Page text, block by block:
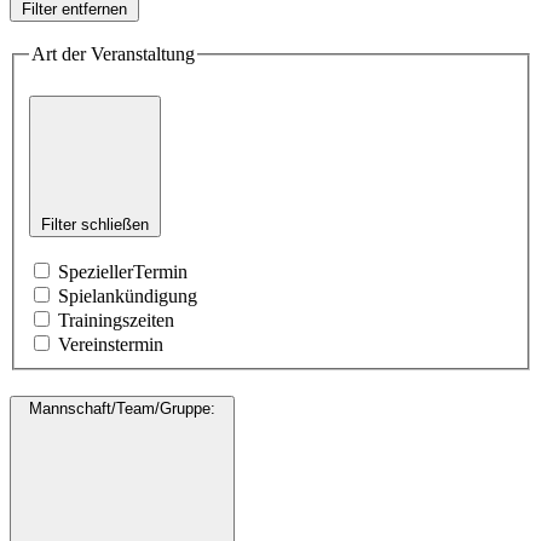
Filter entfernen
Art der Veranstaltung
Filter schließen
SpeziellerTermin
Spielankündigung
Trainingszeiten
Vereinstermin
Mannschaft/Team/Gruppe: